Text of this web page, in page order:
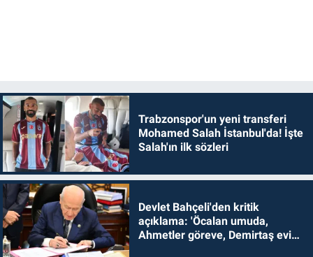
Trabzonspor'un yeni transferi
Mohamed Salah İstanbul'da! İşte
Salah'ın ilk sözleri
Devlet Bahçeli'den kritik
açıklama: 'Öcalan umuda,
Ahmetler göreve, Demirtaş evine